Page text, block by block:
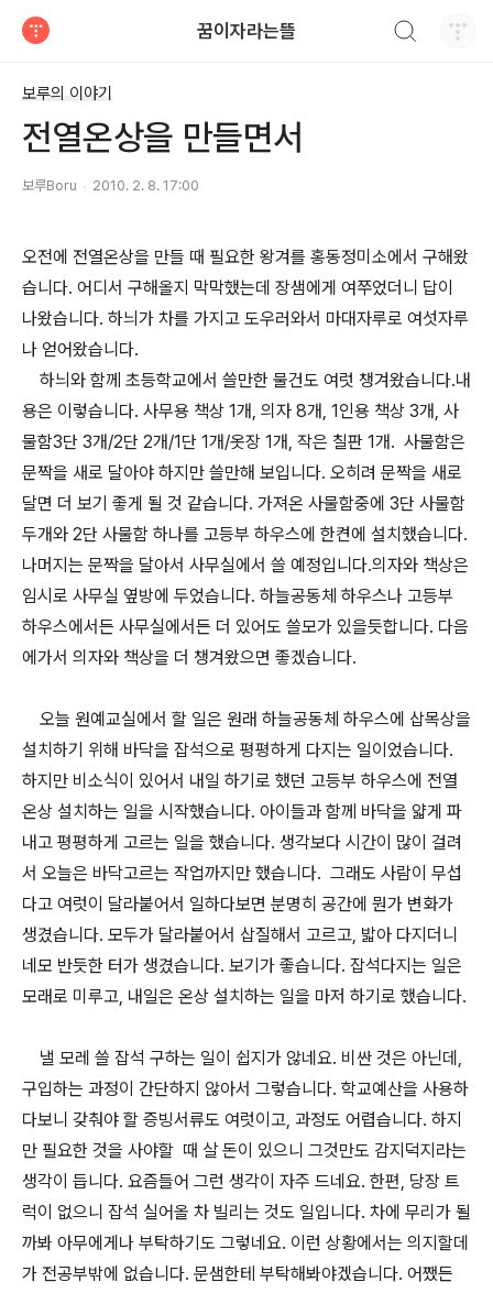
꿈이자라는뜰
보루의 이야기
전열온상을 만들면서
보루Boru 2010. 2. 8. 17:00
오전에 전열온상을 만들 때 필요한 왕겨를 홍동정미소에서 구해왔
습니다. 어디서 구해올지 막막했는데 장샘에게 여쭈었더니 답이
나왔습니다. 하늬가 차를 가지고 도우러와서 마대자루로 여섯자루
나 얻어왔습니다.
하늬와 함께 초등학교에서 쓸만한 물건도 여럿 챙겨왔습니다.내
용은 이렇습니다. 사무용 책상 1개, 의자 8개, 1인용 책상 3개, 사
물함3단 3개/2단 2개/1단 1개/옷장 1개, 작은 칠판 1개. 사물함은
문짝을 새로 달아야 하지만 쓸만해 보입니다. 오히려 문짝을 새로
달면 더 보기 좋게 될 것 같습니다. 가져온 사물함중에 3단 사물함
두개와 2단 사물함 하나를 고등부 하우스에 한켠에 설치했습니다.
나머지는 문짝을 달아서 사무실에서 쓸 예정입니다.의자와 책상은
임시로 사무실 옆방에 두었습니다. 하늘공동체 하우스나 고등부
하우스에서든 사무실에서든 더 있어도 쓸모가 있을듯합니다. 다음
에가서 의자와 책상을 더 챙겨왔으면 좋겠습니다.
오늘 원예교실에서 할 일은 원래 하늘공동체 하우스에 삽목상을
설치하기 위해 바닥을 잡석으로 평평하게 다지는 일이었습니다.
하지만 비소식이 있어서 내일 하기로 했던 고등부 하우스에 전열
온상 설치하는 일을 시작했습니다. 아이들과 함께 바닥을 얇게 파
내고 평평하게 고르는 일을 했습니다. 생각보다 시간이 많이 걸려
서 오늘은 바닥고르는 작업까지만 했습니다. 그래도 사람이 무섭
다고 여럿이 달라붙어서 일하다보면 분명히 공간에 뭔가 변화가
생겼습니다. 모두가 달라붙어서 삽질해서 고르고, 밟아 다지더니
네모 반듯한 터가 생겼습니다. 보기가 좋습니다. 잡석다지는 일은
모래로 미루고, 내일은 온상 설치하는 일을 마저 하기로 했습니다.
낼 모레 쓸 잡석 구하는 일이 쉽지가 않네요. 비싼 것은 아닌데,
구입하는 과정이 간단하지 않아서 그렇습니다. 학교예산을 사용하
다보니 갖춰야 할 증빙서류도 여럿이고, 과정도 어렵습니다. 하지
만 필요한 것을 사야할 때 살 돈이 있으니 그것만도 감지덕지라는
생각이 듭니다. 요즘들어 그런 생각이 자주 드네요. 한편, 당장 트
럭이 없으니 잡석 실어올 차 빌리는 것도 일입니다. 차에 무리가 될
까봐 아무에게나 부탁하기도 그렇네요. 이런 상황에서는 의지할데
가 전공부밖에 없습니다. 문샘한테 부탁해봐야겠습니다. 어쨌든